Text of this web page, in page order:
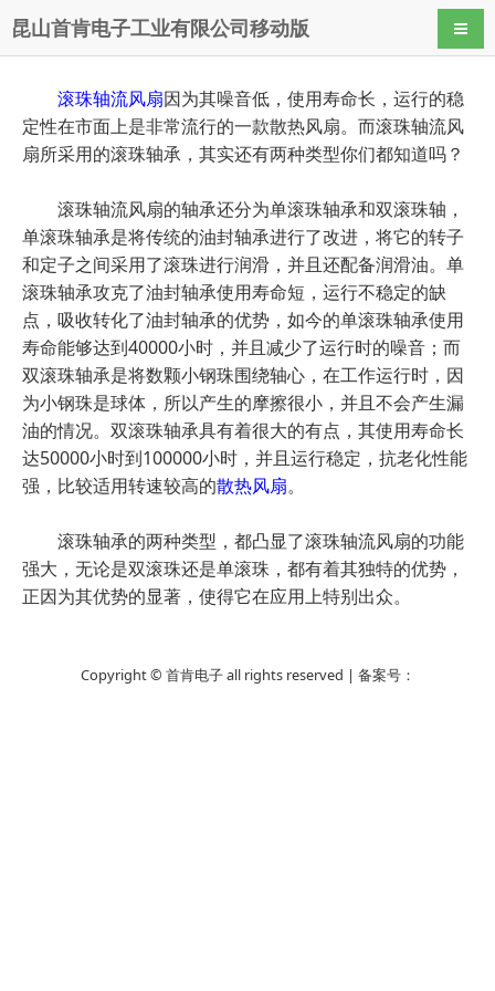
昆山首肯电子工业有限公司移动版 导航
滚珠轴流风扇因为其噪音低，使用寿命长，运行的稳
定性在市面上是非常流行的一款散热风扇。而滚珠轴流风
扇所采用的滚珠轴承，其实还有两种类型你们都知道吗？
滚珠轴流风扇的轴承还分为单滚珠轴承和双滚珠轴，
单滚珠轴承是将传统的油封轴承进行了改进，将它的转子
和定子之间采用了滚珠进行润滑，并且还配备润滑油。单
滚珠轴承攻克了油封轴承使用寿命短，运行不稳定的缺
点，吸收转化了油封轴承的优势，如今的单滚珠轴承使用
寿命能够达到40000小时，并且减少了运行时的噪音；而
双滚珠轴承是将数颗小钢珠围绕轴心，在工作运行时，因
为小钢珠是球体，所以产生的摩擦很小，并且不会产生漏
油的情况。双滚珠轴承具有着很大的有点，其使用寿命长
达50000小时到100000小时，并且运行稳定，抗老化性能
强，比较适用转速较高的散热风扇。
滚珠轴承的两种类型，都凸显了滚珠轴流风扇的功能
强大，无论是双滚珠还是单滚珠，都有着其独特的优势，
正因为其优势的显著，使得它在应用上特别出众。
Copyright © 首肯电子 all rights reserved | 备案号：